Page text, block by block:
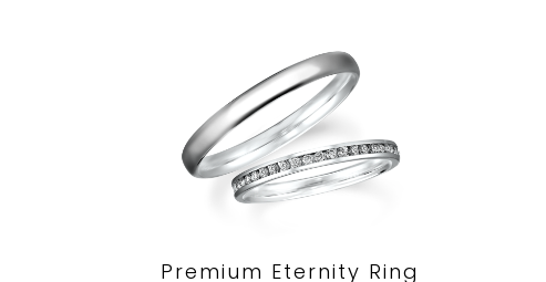
Premium Eternity Ring